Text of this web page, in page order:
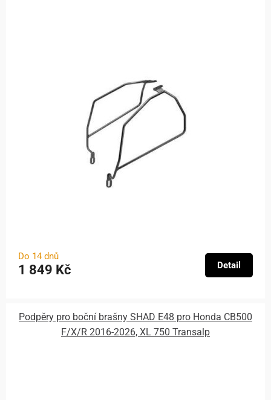
Do 14 dnů
1 849 Kč Detail
Podpěry pro boční brašny SHAD E48 pro Honda CB500
F/X/R 2016-2026, XL 750 Transalp